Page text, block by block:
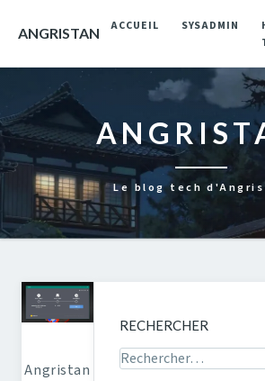
ANGRISTAN ACCUEIL SYSADMIN
Le blog tech
Angristan
RECHERCHER
Rechercher sur le site